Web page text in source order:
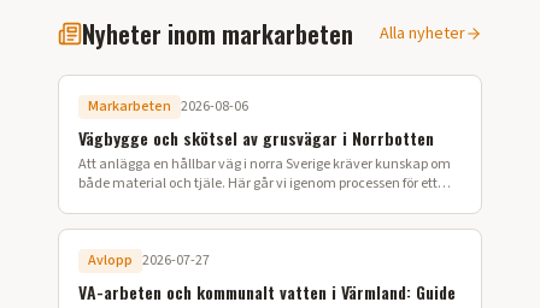
Nyheter inom markarbeten Alla nyheter
Markarbeten 2026-08-06
Vägbygge och skötsel av grusvägar i Norrbotten
Att anlägga en hållbar väg i norra Sverige kräver kunskap om
både material och tjäle. Här går vi igenom processen för ett
Avlopp 2026-07-27
VA-arbeten och kommunalt vatten i Värmland: Guide